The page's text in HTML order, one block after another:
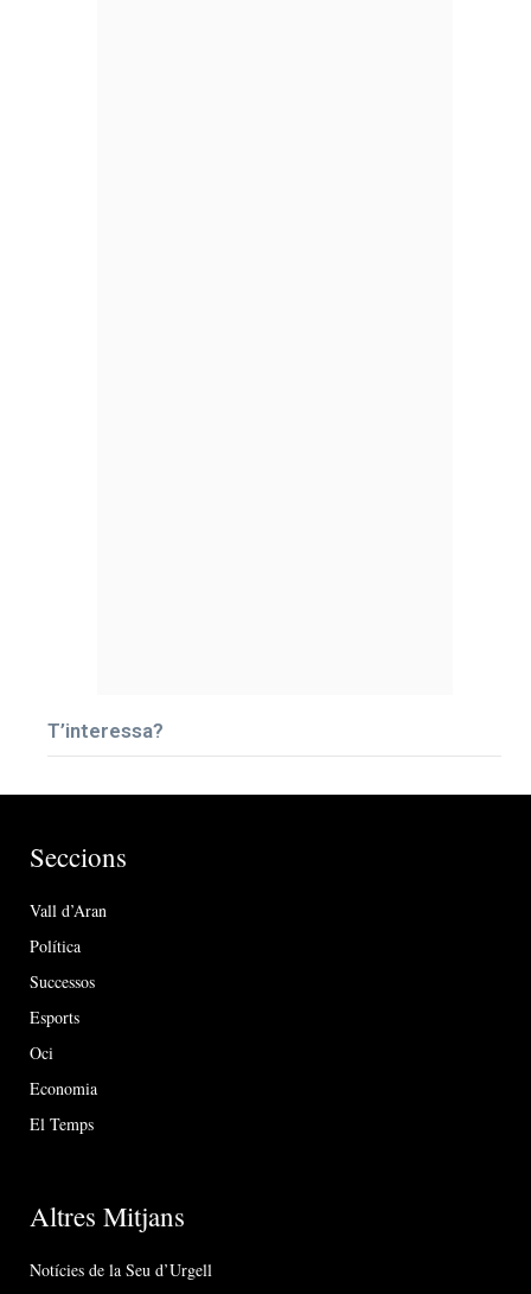
T’interessa?
Seccions
Vall d’Aran
Política
Successos
Esports
Oci
Economia
El Temps
Altres Mitjans
Notícies de la Seu d’Urgell